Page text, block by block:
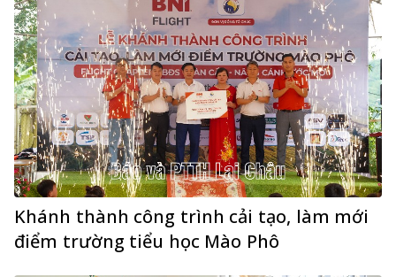
Khánh thành công trình cải tạo, làm mới
điểm trường tiểu học Mào Phô